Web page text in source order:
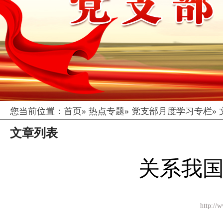
您当前位置： 首页» 热点专题» 党支部月度学习专栏»
文章列表
关系我
http://